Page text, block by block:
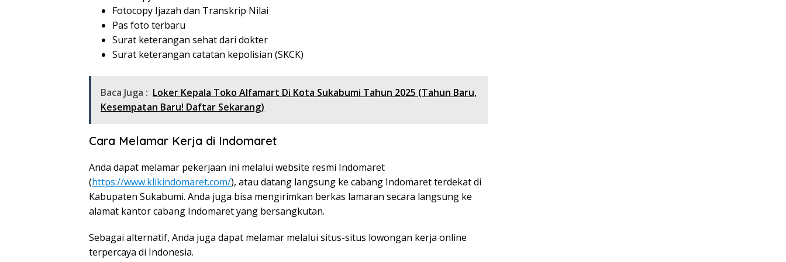
Fotocopy Ijazah dan Transkrip Nilai
Pas foto terbaru
Surat keterangan sehat dari dokter
Surat keterangan catatan kepolisian (SKCK)
Baca Juga : Loker Kepala Toko Alfamart Di Kota Sukabumi Tahun 2025 (Tahun Baru,
Kesempatan Baru! Daftar Sekarang)
Cara Melamar Kerja di Indomaret
Anda dapat melamar pekerjaan ini melalui website resmi Indomaret
(https://www.klikindomaret.com/), atau datang langsung ke cabang Indomaret terdekat di
Kabupaten Sukabumi. Anda juga bisa mengirimkan berkas lamaran secara langsung ke
alamat kantor cabang Indomaret yang bersangkutan.
Sebagai alternatif, Anda juga dapat melamar melalui situs-situs lowongan kerja online
terpercaya di Indonesia.